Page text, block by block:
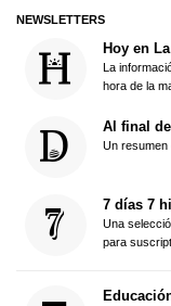
NEWSLETTERS
Hoy en
La
hora de la
Al final
Un resumen
7 días 7
Una
para